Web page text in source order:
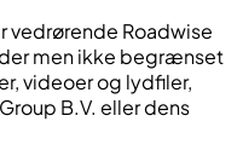
vedrørende Roadwise
men ikke begrænset
videoer og lydfiler,
B.V. eller dens